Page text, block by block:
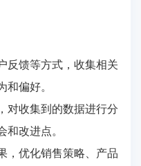
反馈等方式，收集相关
偏好。
对收集到的数据进行分
改进点。
，优化销售策略、产品